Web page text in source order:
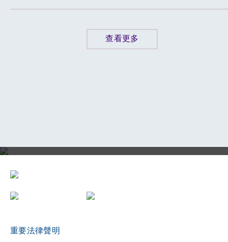
查看更多
評審局三十周年誌慶影片
重要法律聲明